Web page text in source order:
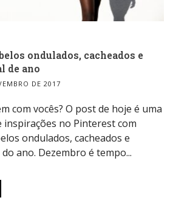
ondulados, cacheados e
de ano
DE 2017
com vocês? O post de hoje é uma
inspirações no Pinterest com
ondulados, cacheados e
ano. Dezembro é tempo...